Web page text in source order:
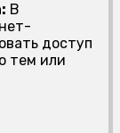
В
доступ
тем или